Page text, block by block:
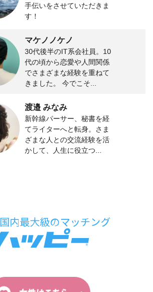
手伝いをさせていただきま
す！
マケノノケノ
30代後半のIT系会社員。10
代の頃から恋愛や人間関係
でさまざまな経験を重ねて
きました。 今でこそ...
渡邉 みなみ
新幹線パーサー、秘書を経
てライターへと転身。さま
ざまな人との交流経験を活
かして、人生に役立つ...